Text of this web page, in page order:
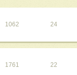
1062 24
1761 22